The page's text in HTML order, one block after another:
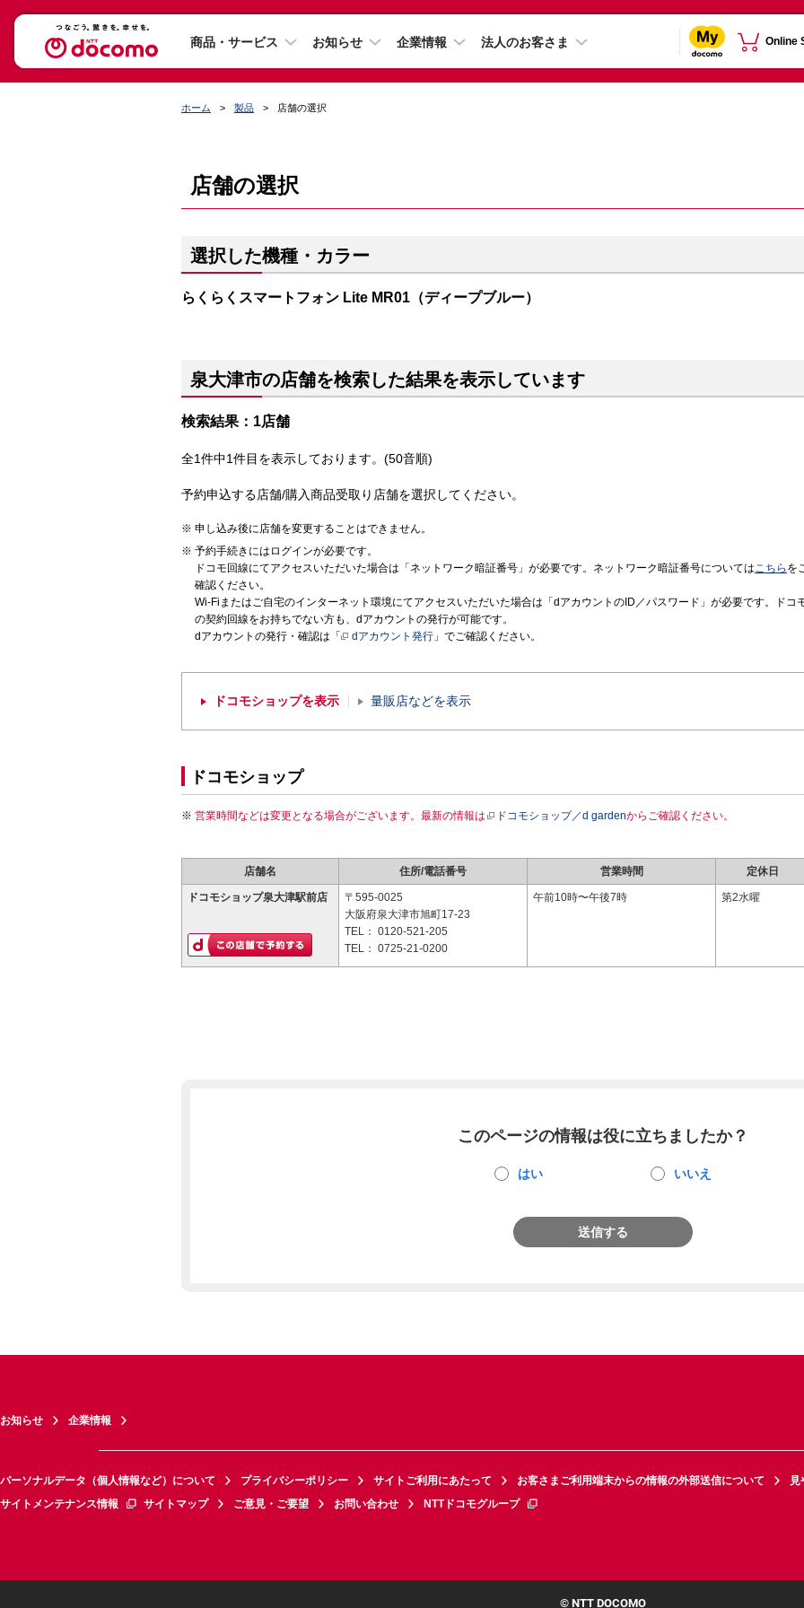
商品・サービス お知らせ 企業情報 法人のお客さま Online
ホーム 製品 店舗の選択
店舗の選択
選択した機種・カラー
らくらくスマートフォン Lite MR01（ディープブルー）
泉大津市の店舗を検索した結果を表示しています
検索結果：1店舗
全1件中1件目を表示しております。(50音順)
予約申込する店舗/購入商品受取り店舗を選択してください。
申し込み後に店舗を変更することはできません。
予約手続きにはログインが必要です。
ドコモ回線にてアクセスいただいた場合は「ネットワーク暗証番号」が必要です。ネットワーク暗証番号についてはこちら を
確認ください。
Wi-Fiまたはご自宅のインターネット環境にてアクセスいただいた場合は「dアカウントのID／パスワード」が必要です。ドコ
の契約回線をお持ちでない方も、dアカウントの発行が可能です。
dアカウントの発行・確認は「
dアカウント発行 」でご確認ください。
ドコモショップを表示 量販店などを表示
ドコモショップ
営業時間などは変更となる場合がございます。最新の情報は ドコモショップ／d gardenからご確認ください。
店舗名 住所/電話番号 営業時間 定休日
ドコモショップ泉大津駅前店
〒595-0025
大阪府泉大津市旭町17-23
TEL： 0120-521-205
TEL： 0725-21-0200
午前10時〜午後7時 第2水曜
このページの情報は役に立ちましたか？
はい いいえ
送信する
お知らせ 企業情報
パーソナルデータ（個人情報など）について プライバシーポリシー サイトご利用にあたって お客さまご利用端末からの情報の外部送信について
見
サイトメンテナンス情報
サイトマップ ご意見・ご要望 お問い合わせ NTTドコモグループ
© NTT DOCOMO